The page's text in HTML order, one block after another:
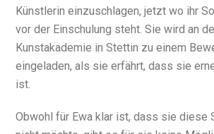
Künstlerin einzuschlagen, jetzt wo ihr
vor der Einschulung steht. Sie wird an
Kunstakademie in Stettin zu einem
eingeladen, als sie erfährt, dass sie
ist.
Obwohl für Ewa klar ist, dass sie diese